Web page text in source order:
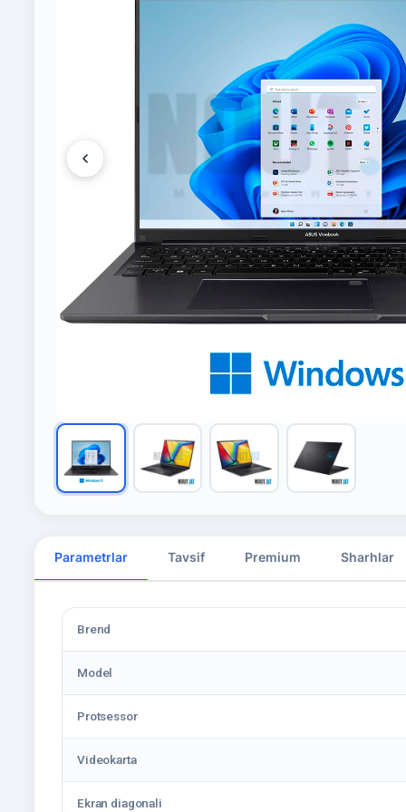
Parametrlar Tavsif Premium Sharhlar
Brend
Model
Protsessor
Videokarta
Ekran diagonali